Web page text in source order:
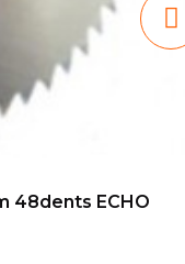
48dents ECHO